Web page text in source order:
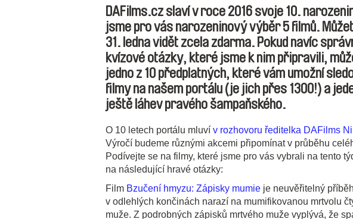
DAFilms.cz slaví v roce 2016 svoje 10.
jsme pro vás narozeninový výběr 5 filmů.
31. ledna vidět zcela zdarma. Pokud navíc
kvízové otázky, které jsme k nim připravili,
jedno z 10 předplatných, které vám umožní
filmy na našem portálu (je jich přes 1300!) a
ještě láhev pravého šampaňského.
O 10 letech portálu mluví v rozhovoru ředitelka DAFilms
Výročí budeme různými akcemi připomínat v průběhu
Podívejte se na filmy, které jsme pro vás vybrali na tento
na následující hravé otázky:
Film Bzučení hmyzu: Zápisky mumie je neuvěřitelný
v odlehlých končinách narazí na mumifikovanou mrtvolu
muže. Z podrobných zápisků mrtvého muže vyplývá, že